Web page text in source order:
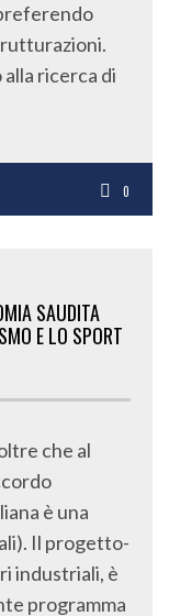
ricerca di
0
SAUDITA
E LO SPORT
che al
è una
Il progetto-
industriali, è
programma